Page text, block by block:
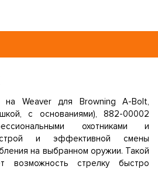
на Weaver для Browning A-Bolt,
с основаниями), 882-00002
охотниками и
и эффективной смены
на выбранном оружии. Такой
возможность стрелку быстро